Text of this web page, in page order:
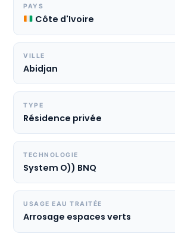
PAYS
Côte d'Ivoire
VILLE
Abidjan
TYPE
Résidence privée
TECHNOLOGIE
System O)) BNQ
USAGE EAU TRAITÉE
Arrosage espaces verts